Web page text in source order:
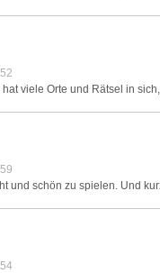
viele Orte und Rätsel in
und schön zu spielen. Und